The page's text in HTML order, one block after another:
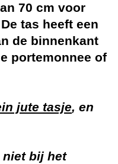
70 cm voor
tas heeft een
de binnenkant
portemonnee of
jute tasje, en
niet bij het